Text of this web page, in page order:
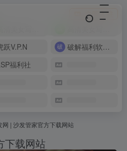
立即入驻
跃V.P.N
破解福利软件搜索引擎
福利社
网 | 沙发管家官方下载网站
下载网站